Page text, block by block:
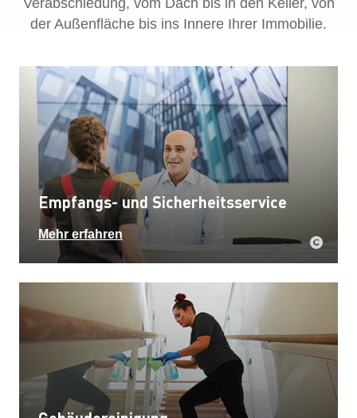
Verabschiedung, vom Dach bis in den Keller, von
der Außenfläche bis ins Innere Ihrer Immobilie.
Empfangs- und Sicherheitsservice
Mehr erfahren